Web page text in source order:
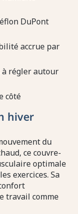
DuPont
accrue par
régler autour
côté
hiver
du
ce couvre-
optimale
exercices. Sa
travail comme